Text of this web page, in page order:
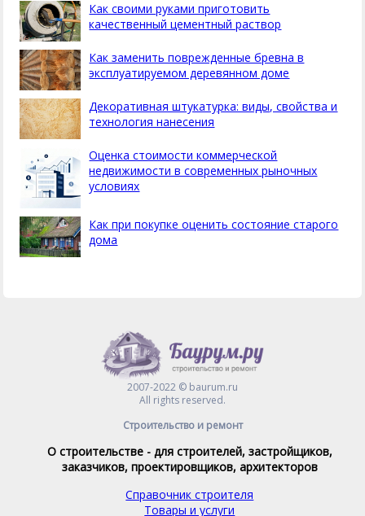
Как своими руками приготовить
качественный цементный раствор
Как заменить поврежденные бревна в
эксплуатируемом деревянном доме
Декоративная штукатурка: виды, свойства и
технология нанесения
Оценка стоимости коммерческой
недвижимости в современных рыночных
условиях
Как при покупке оценить состояние старого
дома
2007-2022 © baurum.ru
All rights reserved.
Строительство и ремонт
О строительстве - для строителей, застройщиков,
заказчиков, проектировщиков, архитекторов
Справочник строителя
Товары и услуги